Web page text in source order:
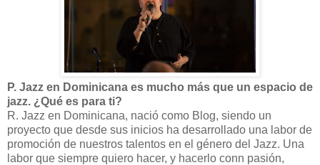
P. Jazz en Dominicana es mucho más que un espacio de
jazz. ¿Qué es para ti?
R. Jazz en Dominicana, nació como Blog, siendo un
proyecto que desde sus inicios ha desarrollado una labor de
promoción de nuestros talentos en el género del Jazz. Una
labor que siempre quiero hacer, y hacerlo conn pasión,